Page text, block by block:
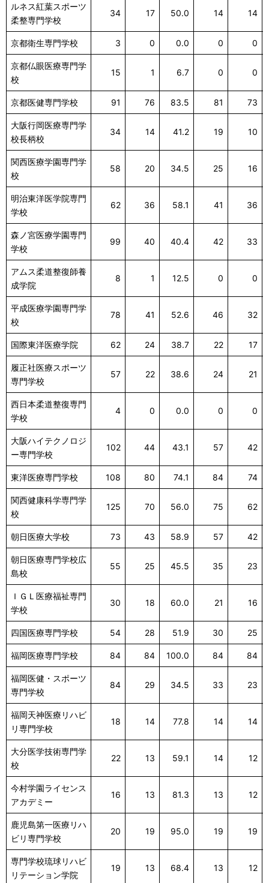
ルネス紅葉スポーツ
柔整専門学校
34 17 50.0 14 14
京都衛生専門学校 3 0 0.0 0 0
京都仏眼医療専門学
校
15 1 6.7 0 0
京都医健専門学校 91 76 83.5 81 73
大阪行岡医療専門学
校長柄校
34 14 41.2 19 10
関西医療学園専門学
校
58 20 34.5 25 16
明治東洋医学院専門
学校
62 36 58.1 41 36
森ノ宮医療学園専門
学校
99 40 40.4 42 33
アムス柔道整復師養
成学院
8 1 12.5 0 0
平成医療学園専門学
校
78 41 52.6 46 32
国際東洋医療学院 62 24 38.7 22 17
履正社医療スポーツ
専門学校
57 22 38.6 24 21
西日本柔道整復専門
学校
4 0 0.0 0 0
大阪ハイテクノロジ
ー専門学校
102 44 43.1 57 42
東洋医療専門学校 108 80 74.1 84 74
関西健康科学専門学
校
125 70 56.0 75 62
朝日医療大学校 73 43 58.9 57 42
朝日医療専門学校広
島校
55 25 45.5 35 23
ＩＧＬ医療福祉専門
学校
30 18 60.0 21 16
四国医療専門学校 54 28 51.9 30 25
福岡医療専門学校 84 84 100.0 84 84
福岡医健・スポーツ
専門学校
84 29 34.5 33 23
福岡天神医療リハビ
リ専門学校
18 14 77.8 14 14
大分医学技術専門学
校
22 13 59.1 14 12
今村学園ライセンス
アカデミー
16 13 81.3 13 12
鹿児島第一医療リハ
ビリ専門学校
20 19 95.0 19 19
専門学校琉球リハビ
リテーション学院
19 13 68.4 13 12